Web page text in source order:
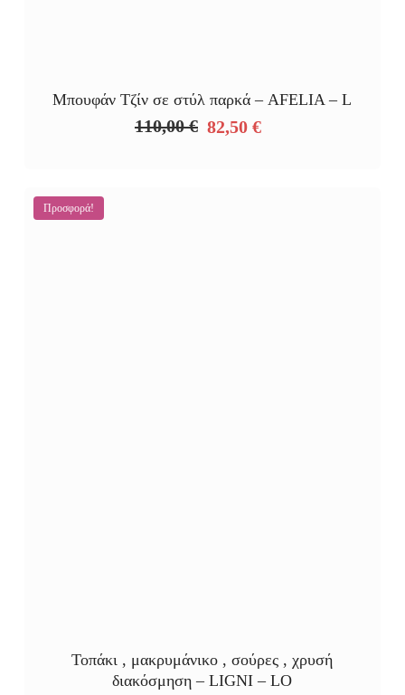
Μπουφάν Τζίν σε στύλ παρκά – AFELIA – L
110,00€ Original
82,50 €
Η
Προσφορά!
Τοπάκι , μακρυμάνικο , σούρες , χρυσή
διακόσμηση – LIGNI – LO